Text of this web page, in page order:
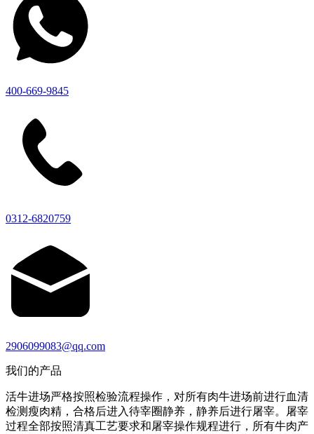
400-669-9845
0312-6820759
2906099083@qq.com
我们的产品
活牛进场严格按照检验流程操作，对所有肉牛进场前进行血清
检测瘦肉精，合格后进入待宰圈静养，静养后进行屠宰。屠宰
过程全部按照清真工艺要求和屠宰操作规程进行，所有牛肉产